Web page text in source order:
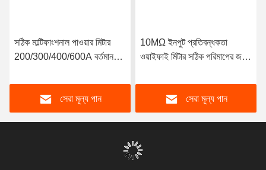
সঠিক মাল্টিফাংশনাল পাওয়ার মিটার
200/300/400/600A বর্তমান
এসি / ডিসি পাওয়ার সাপ্লাই
সেরা মূল্য পান
10MΩ ইনপুট প্রতিবন্ধকতা
ওয়াইফাই মিটার সঠিক পরিমাপের জন্য
সেরা মূল্য পান